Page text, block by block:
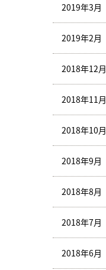
2019年3月
2019年2月
2018年12月
2018年11月
2018年10月
2018年9月
2018年8月
2018年7月
2018年6月